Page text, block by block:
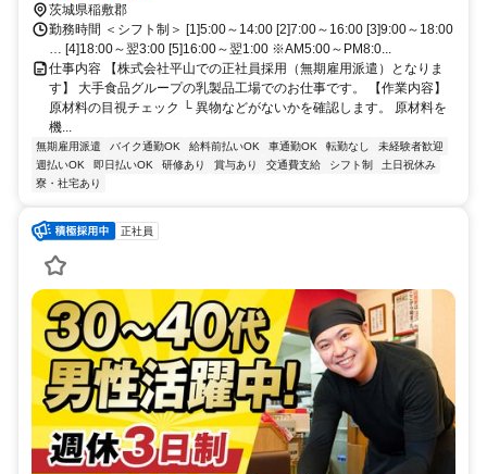
茨城県稲敷郡
勤務時間 ＜シフト制＞ [1]5:00～14:00 [2]7:00～16:00 [3]9:00～18:00
… [4]18:00～翌3:00 [5]16:00～翌1:00 ※AM5:00～PM8:0...
仕事内容 【株式会社平山での正社員採用（無期雇用派遣）となりま
す】 大手食品グループの乳製品工場でのお仕事です。 【作業内容】
原材料の目視チェック └ 異物などがないかを確認します。 原材料を
機...
無期雇用派遣 バイク通勤OK 給料前払いOK 車通勤OK 転勤なし
未経験者歓迎
週払いOK
即日払いOK 研修あり 賞与あり 交通費支給 シフト制
土日祝休み
寮・社宅あり
正社員